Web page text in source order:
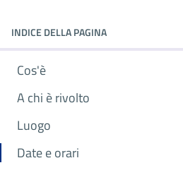
INDICE DELLA PAGINA
Cos'è
A chi è rivolto
Luogo
Date e orari